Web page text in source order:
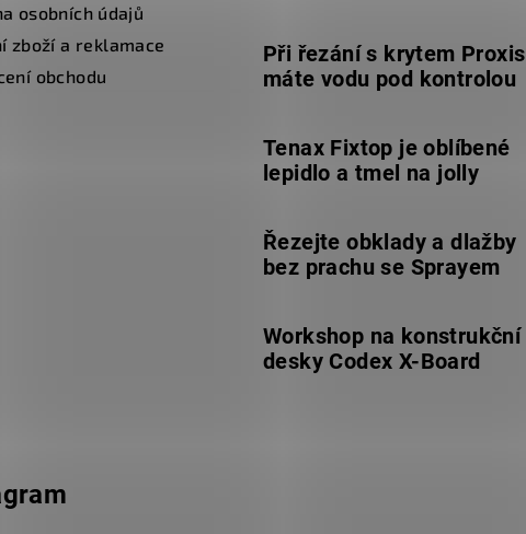
osobních údajů
zboží a reklamace
obchodu
Při řezání s krytem Proxis
máte vodu pod kontrolou
Tenax Fixtop je oblíbené
lepidlo a tmel na jolly
Řezejte obklady a dlažby
bez prachu se Sprayem
Workshop na konstrukční
desky Codex X-Board